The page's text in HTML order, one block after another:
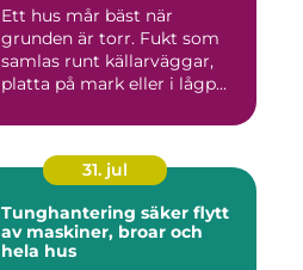
Ett hus mår bäst när
grunden är torr. Fukt som
samlas runt källarväggar,
platta på mark eller i lågp...
31. jul
Tunghantering säker flytt
av maskiner, broar och
hela hus